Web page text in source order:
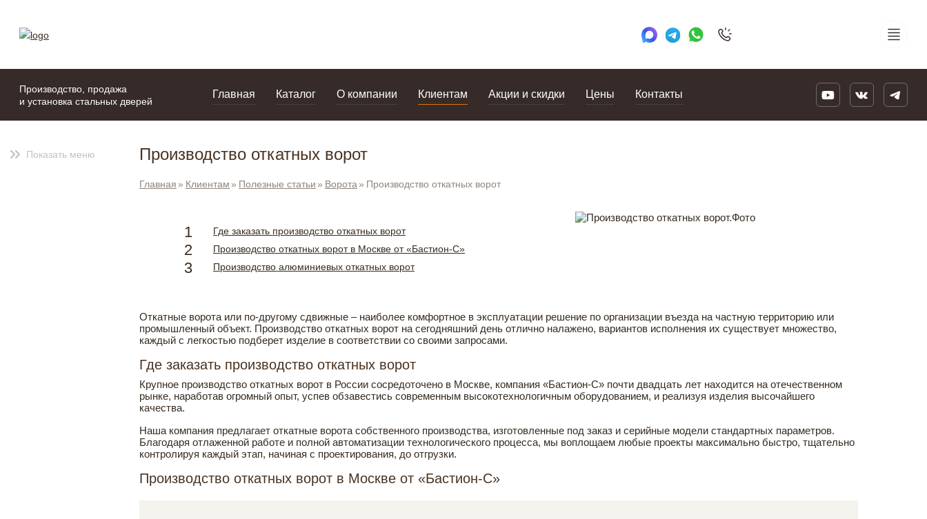
Производство, продажа
и установка стальных дверей
Главная Каталог О компании Клиентам Акции и скидки Цены Контакты
Показать меню Производство откатных ворот
Главная Клиентам Полезные статьи Ворота Производство откатных ворот
Где заказать производство откатных ворот
Производство откатных ворот в Москве от «Бастион-С»
Производство алюминиевых откатных ворот
Откатные ворота или по-другому сдвижные – наиболее комфортное в эксплуатации решение по организации въезда на частную территорию или
промышленный объект. Производство откатных ворот на сегодняшний день отлично налажено, вариантов исполнения их существует множество,
каждый с легкостью подберет изделие в соответствии со своими запросами.
Где заказать производство откатных ворот
Крупное производство откатных ворот в России сосредоточено в Москве, компания «Бастион-С» почти двадцать лет находится на отечественном
рынке, наработав огромный опыт, успев обзавестись современным высокотехнологичным оборудованием, и реализуя изделия высочайшего
качества.
Наша компания предлагает откатные ворота собственного производства, изготовленные под заказ и серийные модели стандартных параметров.
Благодаря отлаженной работе и полной автоматизации технологического процесса, мы воплощаем любые проекты максимально быстро, тщательно
контролируя каждый этап, начиная с проектирования, до отгрузки.
Производство откатных ворот в Москве от «Бастион-С»